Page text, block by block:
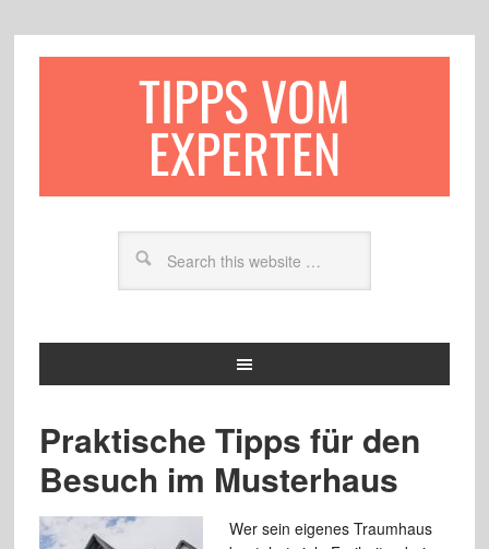
TIPPS VOM
EXPERTEN
Praktische Tipps für den
Besuch im Musterhaus
Wer sein eigenes Traumhaus